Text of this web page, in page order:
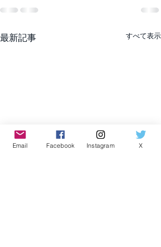
最新記事 すべて表示
Email Facebook Instagram X